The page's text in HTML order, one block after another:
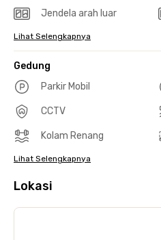
Jendela arah luar
Lihat Selengkapnya
Gedung
Parkir Mobil
CCTV
Kolam Renang
Lihat Selengkapnya
Lokasi